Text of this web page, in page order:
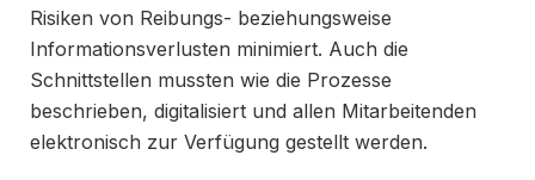
Risiken von Reibungs- beziehungsweise
Informationsverlusten minimiert. Auch die
Schnittstellen mussten wie die Prozesse
beschrieben, digitalisiert und allen Mitarbeitenden
elektronisch zur Verfügung gestellt werden.